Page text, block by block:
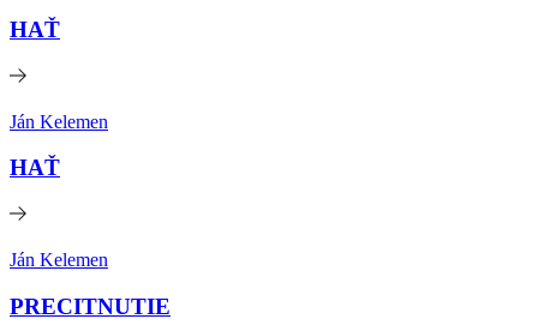
HAŤ
Ján Kelemen
HAŤ
Ján Kelemen
PRECITNUTIE